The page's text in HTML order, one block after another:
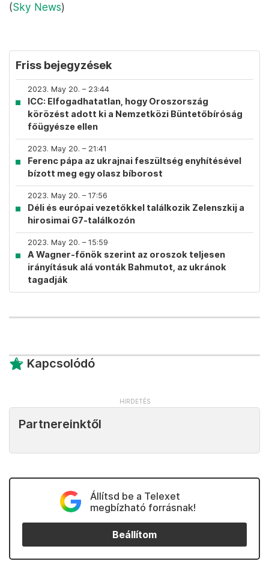
(Sky News)
Friss bejegyzések
2023. May 20. – 23:44
ICC: Elfogadhatatlan, hogy Oroszország
körözést adott ki a Nemzetközi Büntetőbíróság
főügyésze ellen
2023. May 20. – 21:41
Ferenc pápa az ukrajnai feszültség enyhítésével
bízott meg egy olasz bíborost
2023. May 20. – 17:56
Déli és európai vezetőkkel találkozik Zelenszkij a
hirosimai G7-találkozón
2023. May 20. – 15:59
A Wagner-főnök szerint az oroszok teljesen
irányításuk alá vonták Bahmutot, az ukránok
tagadják
Kapcsolódó
Partnereinktől
Állítsd be a Telexet
megbízható forrásnak!
Beállítom